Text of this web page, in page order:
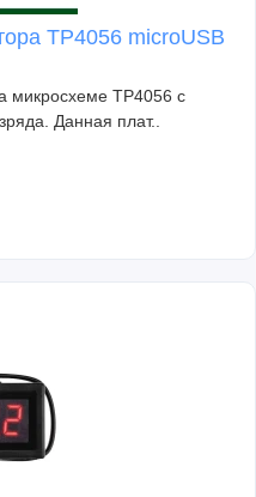
TP4056 microUSB
микросхеме TP4056 с
Данная плат..